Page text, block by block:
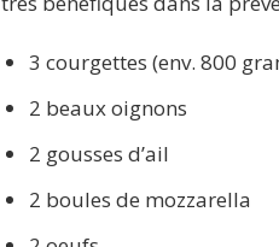
3 courgettes (env. 800
2 beaux oignons
2 gousses d’ail
2 boules de mozzarella